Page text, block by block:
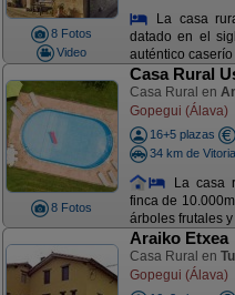
8 Fotos
Video
La casa
datado en el
auténtico
8 Fotos
Casa Rural
Casa Rural en
Gopegui (Álava)
16+5 plazas
34 km de Vitoria
La casa
finca de
árboles frutales
Araiko Etxea
Casa Rural en
Gopegui (Álava)